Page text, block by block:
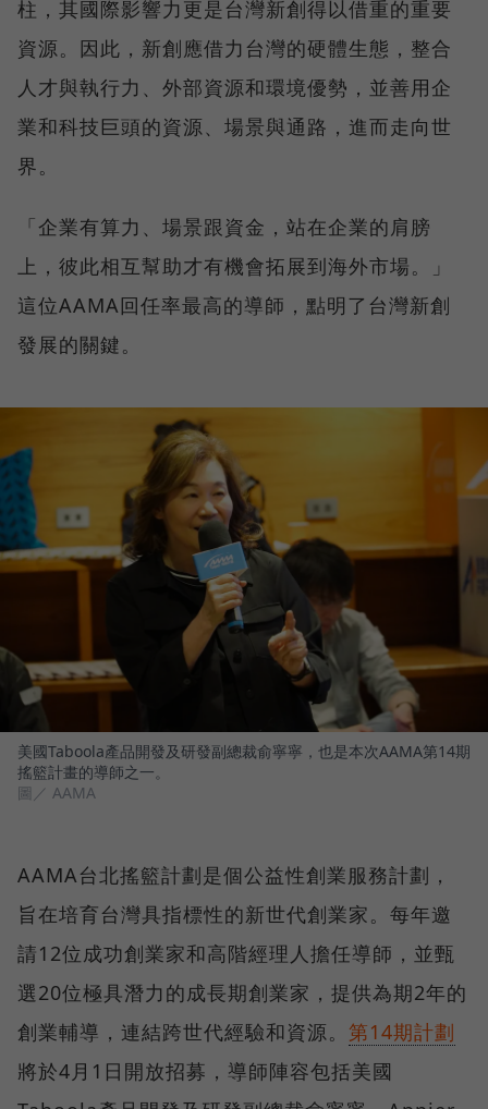
柱，其國際影響力更是台灣新創得以借重的重要
資源。因此，新創應借力台灣的硬體生態，整合
人才與執行力、外部資源和環境優勢，並善用企
業和科技巨頭的資源、場景與通路，進而走向世
界。
「企業有算力、場景跟資金，站在企業的肩膀
上，彼此相互幫助才有機會拓展到海外市場。」
這位AAMA回任率最高的導師，點明了台灣新創
發展的關鍵。
美國Taboola產品開發及研發副總裁俞寧寧，也是本次AAMA第14期
搖籃計畫的導師之一。
圖／ AAMA
AAMA台北搖籃計劃是個公益性創業服務計劃，
旨在培育台灣具指標性的新世代創業家。每年邀
請12位成功創業家和高階經理人擔任導師，並甄
選20位極具潛力的成長期創業家，提供為期2年的
創業輔導，連結跨世代經驗和資源。 第14期計劃
將於4月1日開放招募，導師陣容包括美國